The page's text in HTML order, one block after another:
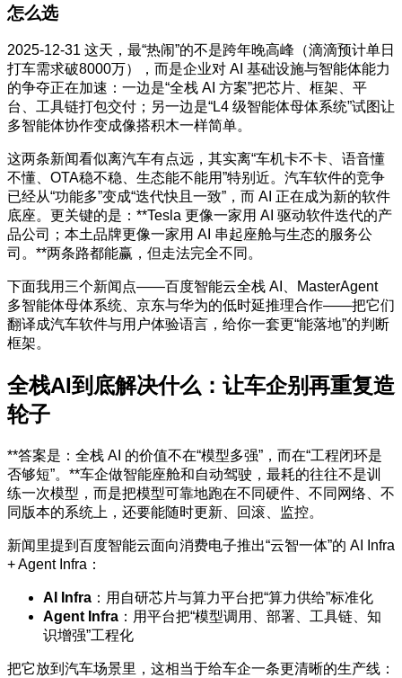
怎么选
2025-12-31 这天，最“热闹”的不是跨年晚高峰（滴滴预计单日
打车需求破8000万），而是企业对 AI 基础设施与智能体能力
的争夺正在加速：一边是“全栈 AI 方案”把芯片、框架、平
台、工具链打包交付；另一边是“L4 级智能体母体系统”试图让
多智能体协作变成像搭积木一样简单。
这两条新闻看似离汽车有点远，其实离“车机卡不卡、语音懂
不懂、OTA稳不稳、生态能不能用”特别近。汽车软件的竞争
已经从“功能多”变成“迭代快且一致”，而 AI 正在成为新的软件
底座。更关键的是：**Tesla 更像一家用 AI 驱动软件迭代的产
品公司；本土品牌更像一家用 AI 串起座舱与生态的服务公
司。**两条路都能赢，但走法完全不同。
下面我用三个新闻点——百度智能云全栈 AI、MasterAgent
多智能体母体系统、京东与华为的低时延推理合作——把它们
翻译成汽车软件与用户体验语言，给你一套更“能落地”的判断
框架。
全栈AI到底解决什么：让车企别再重复造
轮子
**答案是：全栈 AI 的价值不在“模型多强”，而在“工程闭环是
否够短”。**车企做智能座舱和自动驾驶，最耗的往往不是训
练一次模型，而是把模型可靠地跑在不同硬件、不同网络、不
同版本的系统上，还要能随时更新、回滚、监控。
新闻里提到百度智能云面向消费电子推出“云智一体”的 AI Infra
+ Agent Infra：
AI Infra ：用自研芯片与算力平台把“算力供给”标准化
Agent Infra ：用平台把“模型调用、部署、工具链、知
识增强”工程化
把它放到汽车场景里，这相当于给车企一条更清晰的生产线：